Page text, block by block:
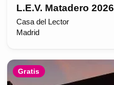
L.E.V. Matadero 2026
Casa del Lector
Madrid
Gratis